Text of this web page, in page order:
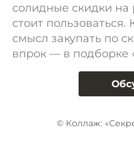
солидные скидки
стоит
смысл закупать по
впрок — в подборке
© Коллаж: